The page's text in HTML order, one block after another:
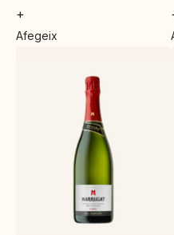
+
Afegeix